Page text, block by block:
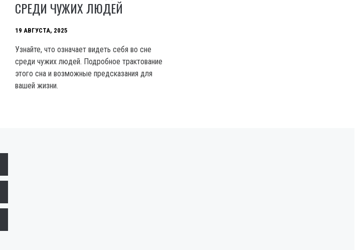
СРЕДИ ЧУЖИХ ЛЮДЕЙ
19 АВГУСТА, 2025
Узнайте, что означает видеть себя во сне
среди чужих людей. Подробное трактование
этого сна и возможные предсказания для
вашей жизни.